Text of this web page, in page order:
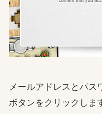
メールアドレスとパス
ボタンをクリックしま